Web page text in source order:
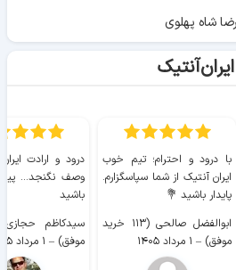
شاه پهلوی
با درود و احترام؛ تیم خوب
ایران آنتیک از شما سپاسگزارم.
پایدار باشید 💐
ابوالفضل صالحی (۱۱۳ خرید
موفق) – ۱ مرداد ۱۴۰۵
درود و ارادت
وصف نگنجد...
باشید
موفق) – ۱ مرداد ۱۴۰۵